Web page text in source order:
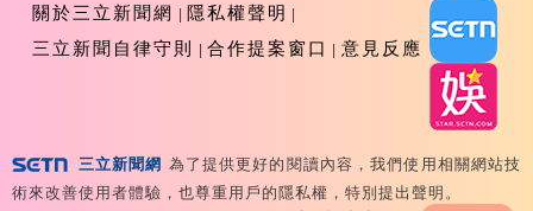
關於三立新聞網
隱私權聲明
三立新聞自律守則
合作提案窗口 意見反應
Copyright ©2026 Sanlih E-Television All Rights
三立新聞網 為了提供更好的閱讀內容，我們使用相關網站技
術來改善使用者體驗，也尊重用戶的隱私權，特別提出聲明。